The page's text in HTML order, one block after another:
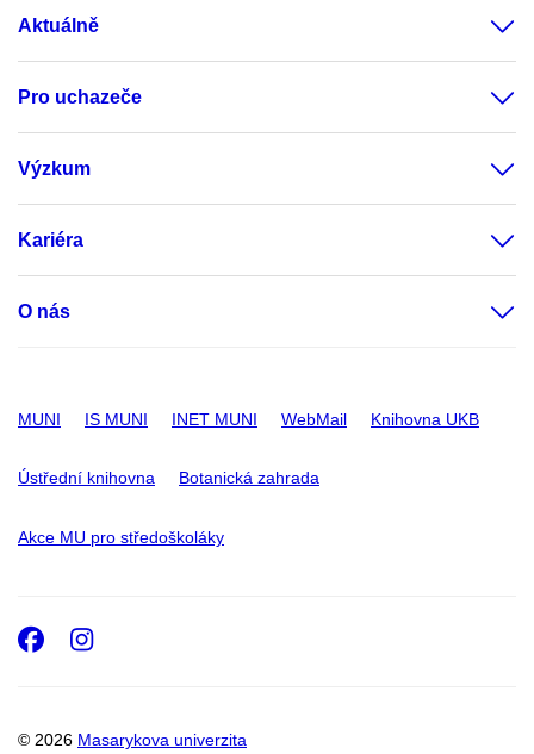
Aktuálně
Pro uchazeče
Výzkum
Kariéra
O nás
MUNI IS MUNI INET MUNI WebMail Knihovna UKB
Ústřední knihovna Botanická zahrada
Akce MU pro středoškoláky
© 2026 Masarykova univerzita
Facebook
Instagram